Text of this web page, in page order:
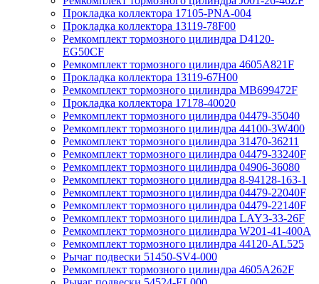
Прокладка коллектора 17105-PNA-004
Прокладка коллектора 13119-78F00
Ремкомплект тормозного цилиндра D4120-
EG50CF
Ремкомплект тормозного цилиндра 4605A821F
Прокладка коллектора 13119-67H00
Ремкомплект тормозного цилиндра MB699472F
Прокладка коллектора 17178-40020
Ремкомплект тормозного цилиндра 04479-35040
Ремкомплект тормозного цилиндра 44100-3W400
Ремкомплект тормозного цилиндра 31470-36211
Ремкомплект тормозного цилиндра 04479-33240F
Ремкомплект тормозного цилиндра 04906-36080
Ремкомплект тормозного цилиндра 8-94128-163-1
Ремкомплект тормозного цилиндра 04479-22040F
Ремкомплект тормозного цилиндра 04479-22140F
Ремкомплект тормозного цилиндра LAY3-33-26F
Ремкомплект тормозного цилиндра W201-41-400A
Ремкомплект тормозного цилиндра 44120-AL525
Рычаг подвески 51450-SV4-000
Ремкомплект тормозного цилиндра 4605A262F